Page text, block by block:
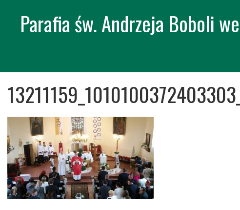
Parafia św. Andrzeja Boboli
to
content